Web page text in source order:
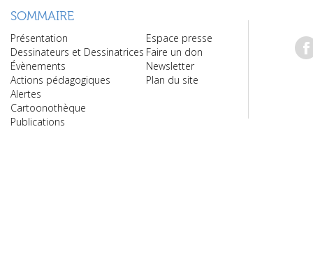
SOMMAIRE
Présentation
Dessinateurs et Dessinatrices
Évènements
Actions pédagogiques
Alertes
Cartoonothèque
Publications
Espace presse
Faire un don
Newsletter
Plan du site